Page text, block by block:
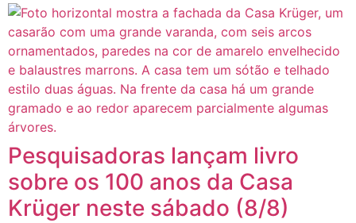
Pesquisadoras lançam livro
sobre os 100 anos da Casa
Krüger neste sábado (8/8)